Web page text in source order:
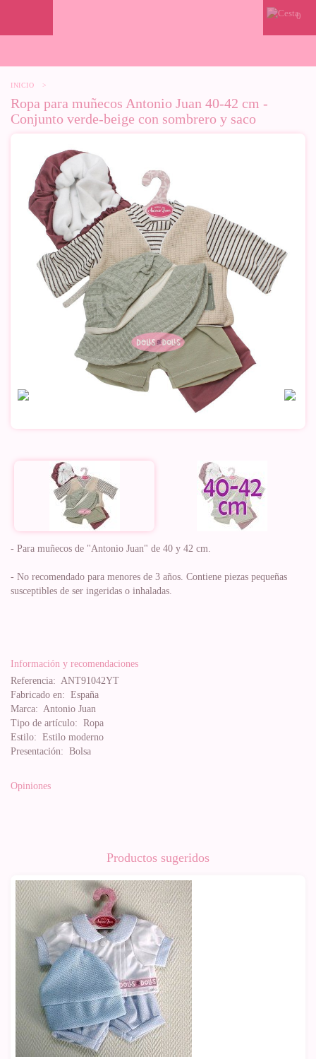
0
INICIO >
Ropa para muñecos Antonio Juan 40-42 cm -
Conjunto verde-beige con sombrero y saco
- Para muñecos de "Antonio Juan" de 40 y 42 cm.
- No recomendado para menores de 3 años. Contiene piezas pequeñas
susceptibles de ser ingeridas o inhaladas.
Información y recomendaciones
Referencia: ANT91042YT
Fabricado en: España
Marca: Antonio Juan
Tipo de artículo: Ropa
Estilo: Estilo moderno
Presentación: Bolsa
Opiniones
Productos sugeridos